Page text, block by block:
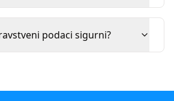
podaci sigurni?